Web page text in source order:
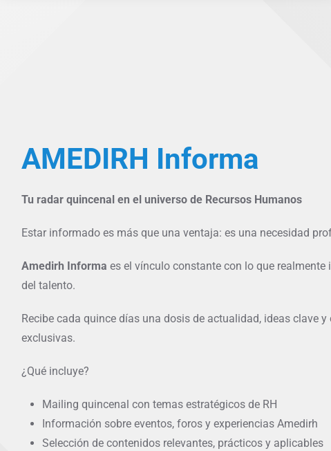
AMEDIRH Informa
Tu radar quincenal en el universo de Recursos Humanos
Estar informado es más que una ventaja: es una necesidad
Amedirh Informa es el vínculo constante con lo que realmente
del talento.
Recibe cada quince días una dosis de actualidad, ideas clave
exclusivas.
¿Qué incluye?
Mailing quincenal con temas estratégicos de RH
Información sobre eventos, foros y experiencias Amedirh
Selección de contenidos relevantes, prácticos y aplicables